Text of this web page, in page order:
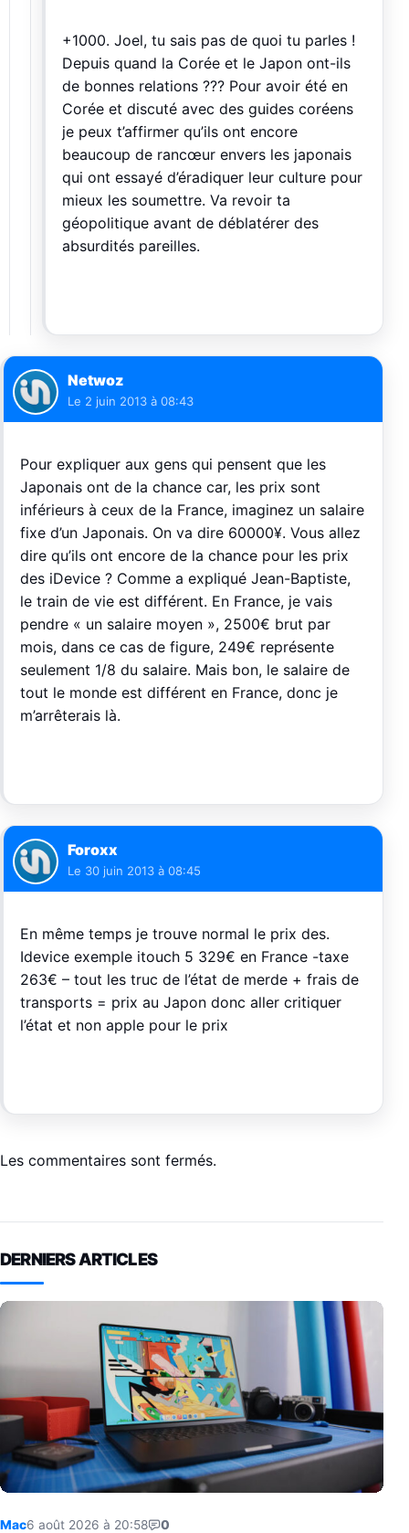
+1000. Joel, tu sais pas de quoi tu parles !
Depuis quand la Corée et le Japon ont-ils
de bonnes relations ??? Pour avoir été en
Corée et discuté avec des guides coréens
je peux t’affirmer qu’ils ont encore
beaucoup de rancœur envers les japonais
qui ont essayé d’éradiquer leur culture pour
mieux les soumettre. Va revoir ta
géopolitique avant de déblatérer des
absurdités pareilles.
Netwoz
Le 2 juin 2013 à 08:43
Pour expliquer aux gens qui pensent que les
Japonais ont de la chance car, les prix sont
inférieurs à ceux de la France, imaginez un salaire
fixe d’un Japonais. On va dire 60000¥. Vous allez
dire qu’ils ont encore de la chance pour les prix
des iDevice ? Comme a expliqué Jean-Baptiste,
le train de vie est différent. En France, je vais
pendre « un salaire moyen », 2500€ brut par
mois, dans ce cas de figure, 249€ représente
seulement 1/8 du salaire. Mais bon, le salaire de
tout le monde est différent en France, donc je
m’arrêterais là.
Foroxx
Le 30 juin 2013 à 08:45
En même temps je trouve normal le prix des.
Idevice exemple itouch 5 329€ en France -taxe
263€ – tout les truc de l’état de merde + frais de
transports = prix au Japon donc aller critiquer
l’état et non apple pour le prix
Les commentaires sont fermés.
DERNIERS ARTICLES
Mac6 août 2026 à 20:58 0